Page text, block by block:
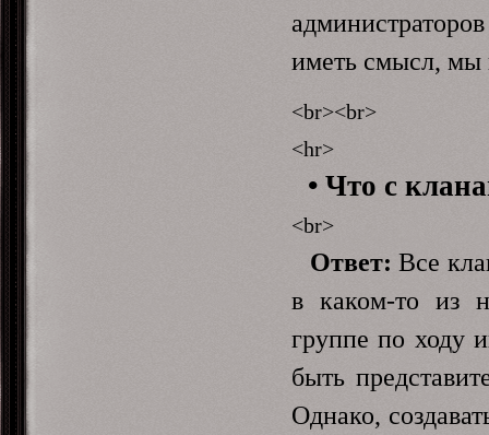
иметь смысл, мы
<br><br>
<hr>
• Что с
<br>
Ответ: Все
в каком-то из
группе по ходу
быть
Однако,